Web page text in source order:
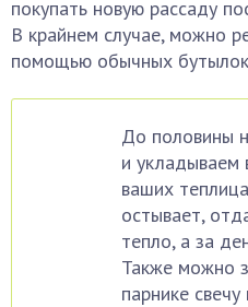
покупать новую рассаду
В крайнем случае, можно
помощью обычных бутылок
До половины
и укладываем
ваших
остывает,
тепло, а за
Также можно
парнике